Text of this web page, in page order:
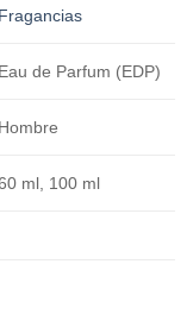
Fragancias
Eau de Parfum (EDP)
Hombre
ml, 100 ml